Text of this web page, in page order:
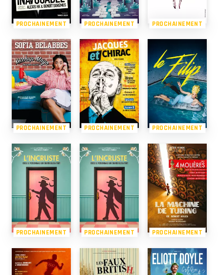
PROCHAINEMENT PROCHAINEMENT PROCHAINEMENT
PROCHAINEMENT PROCHAINEMENT PROCHAINEMENT
PROCHAINEMENT PROCHAINEMENT PROCHAINEMENT